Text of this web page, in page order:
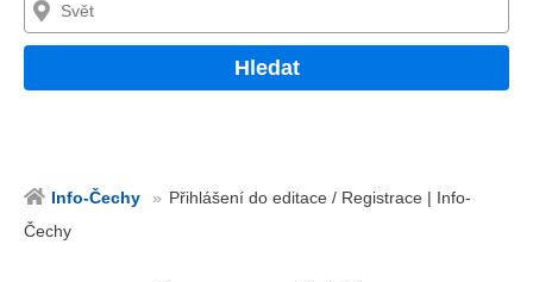
Hledat
Info-Čechy
Přihlášení do editace / Registrace | Info-
Čechy